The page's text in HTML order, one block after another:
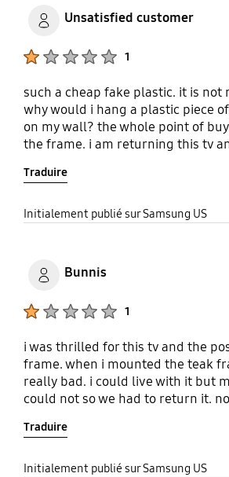
Unsatisfied customer
1
such a cheap fake plastic. it is not
why would i hang a plastic piece
on my wall? the whole point of
the frame. i am returning this tv
back!
Traduire
Initialement publié sur Samsung US
Bunnis
1
i was thrilled for this tv and the
frame. when i mounted the teak
really bad. i could live with it but
could not so we had to return it.
have to attempt to create the
samsung.
Traduire
Initialement publié sur Samsung US